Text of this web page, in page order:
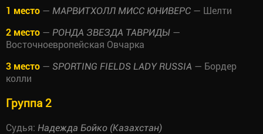
1 место — МАРВИТХОЛЛ МИСС ЮНИВЕРС — Шелти
2 место — РОНДА ЗВЕЗДА ТАВРИДЫ —
Восточноевропейская Овчарка
3 место — SPORTING FIELDS LADY RUSSIA — Бордер
колли
Группа 2
Судья: Надежда Бойко (Казахстан)